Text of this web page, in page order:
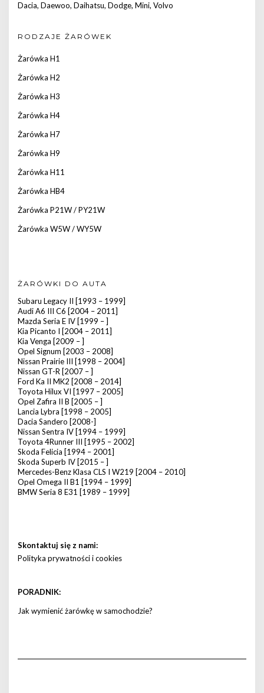
Dacia, Daewoo, Daihatsu, Dodge, Mini, Volvo
RODZAJE ŻARÓWEK
Żarówka H1
Żarówka H2
Żarówka H3
Żarówka H4
Żarówka H7
Żarówka H9
Żarówka H11
Żarówka HB4
Żarówka P21W / PY21W
Żarówka W5W / WY5W
ŻARÓWKI DO AUTA
Subaru Legacy II [1993 – 1999]
Audi A6 III C6 [2004 – 2011]
Mazda Seria E IV [1999 – ]
Kia Picanto I [2004 – 2011]
Kia Venga [2009 – ]
Opel Signum [2003 – 2008]
Nissan Prairie III [1998 – 2004]
Nissan GT-R [2007 – ]
Ford Ka II MK2 [2008 – 2014]
Toyota Hilux VI [1997 – 2005]
Opel Zafira II B [2005 – ]
Lancia Lybra [1998 – 2005]
Dacia Sandero [2008-]
Nissan Sentra IV [1994 – 1999]
Toyota 4Runner III [1995 – 2002]
Skoda Felicia [1994 – 2001]
Skoda Superb IV [2015 – ]
Mercedes-Benz Klasa CLS I W219 [2004 – 2010]
Opel Omega II B1 [1994 – 1999]
BMW Seria 8 E31 [1989 – 1999]
Skontaktuj się z nami:
Polityka prywatności i cookies
PORADNIK:
Jak wymienić żarówkę w samochodzie?